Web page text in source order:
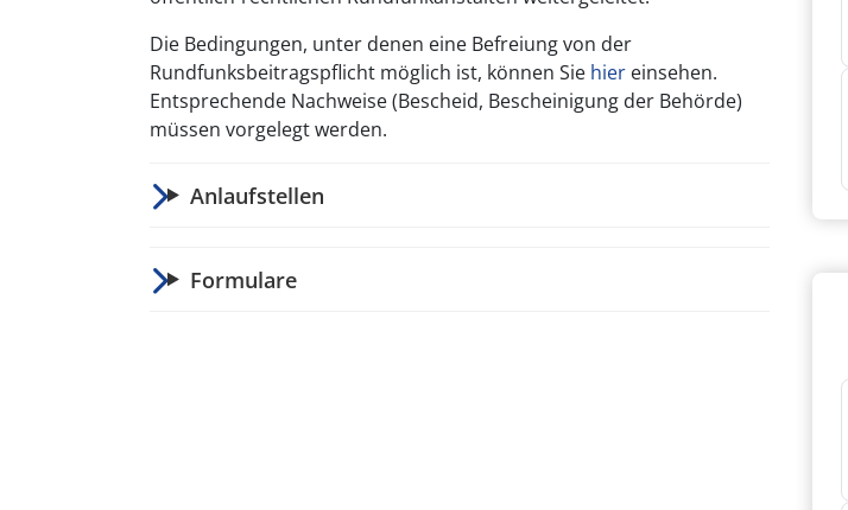
Die Bedingungen, unter denen eine Befreiung von der
Rundfunksbeitragspflicht möglich ist, können Sie hier einsehen.
Entsprechende Nachweise (Bescheid, Be­schei­ni­gung der Be­hör­de)
müssen vorgelegt werden.
Anlaufstellen
Formulare